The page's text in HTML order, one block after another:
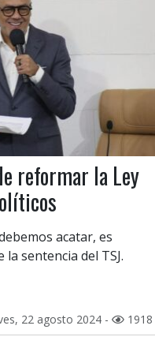
reformar la Ley
acatar, es
sentencia del TSJ.
22 agosto 2024 - 1918